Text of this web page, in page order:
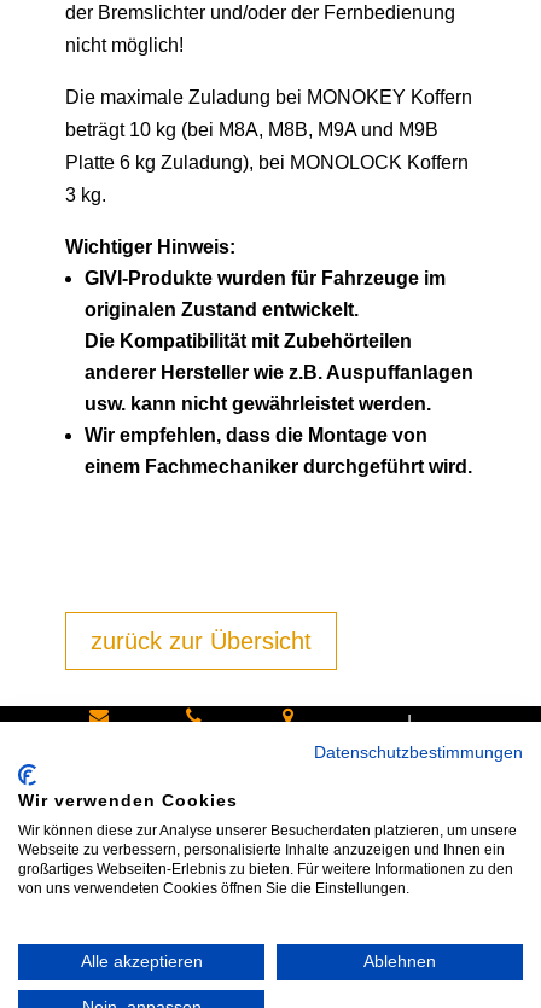
der Bremslichter und/oder der Fernbedienung
nicht möglich!
Die maximale Zuladung bei MONOKEY Koffern
beträgt 10 kg (bei M8A, M8B, M9A und M9B
Platte 6 kg Zuladung), bei MONOLOCK Koffern
3 kg.
Wichtiger Hinweis:
GIVI-Produkte wurden für Fahrzeuge im
originalen Zustand entwickelt.
Die Kompatibilität mit Zubehörteilen
anderer Hersteller wie z.B. Auspuffanlagen
usw. kann nicht gewährleistet werden.
Wir empfehlen, dass die Montage von
einem Fachmechaniker durchgeführt wird.
zurück zur Übersicht
info@bike
shop24.n
et
an:
Tel.+49
172 40 59
85540
Haar bei
|
Impressum|AGB Widerrufsrecht
Datenschutzbestimmungen
Wir verwenden Cookies
Wir können diese zur Analyse unserer Besucherdaten platzieren, um unsere
Webseite zu verbessern, personalisierte Inhalte anzuzeigen und Ihnen ein
großartiges Webseiten-Erlebnis zu bieten. Für weitere Informationen zu den
von uns verwendeten Cookies öffnen Sie die Einstellungen.
Alle akzeptieren Ablehnen